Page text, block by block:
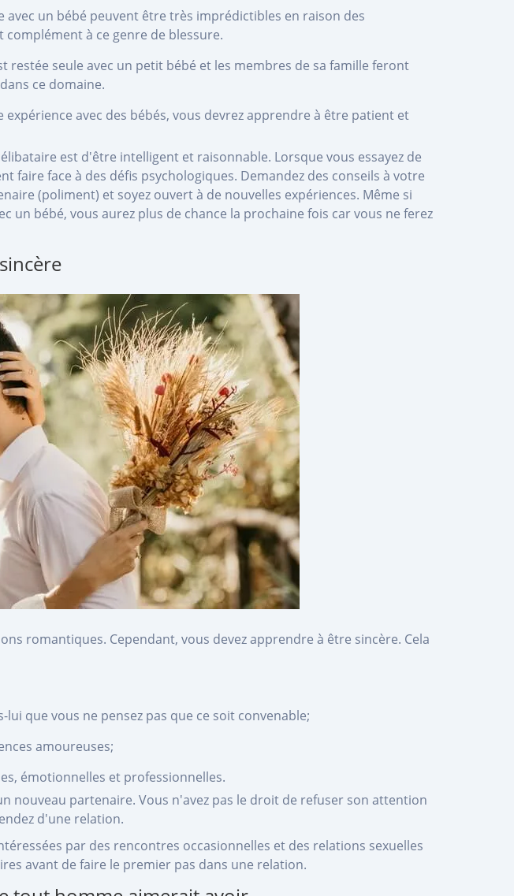
un bébé peuvent être très imprédictibles en raison des
complément à ce genre de blessure.
restée seule avec un petit bébé et les membres de sa famille feront
ce domaine.
avec des bébés, vous devrez apprendre à être patient et
est d'être intelligent et raisonnable. Lorsque vous essayez de
faire face à des défis psychologiques. Demandez des conseils à votre
(poliment) et soyez ouvert à de nouvelles expériences. Même si
un bébé, vous aurez plus de chance la prochaine fois car vous ne ferez
romantiques. Cependant, vous devez apprendre à être sincère. Cela
que vous ne pensez pas que ce soit convenable;
amoureuses;
émotionnelles et professionnelles.
nouveau partenaire. Vous n'avez pas le droit de refuser son attention
d'une relation.
par des rencontres occasionnelles et des relations sexuelles
avant de faire le premier pas dans une relation.